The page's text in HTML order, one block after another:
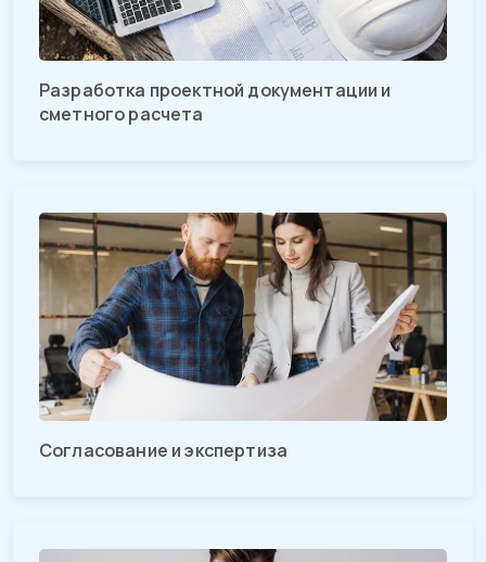
Разработка проектной документации и
сметного расчета
Согласование и экспертиза